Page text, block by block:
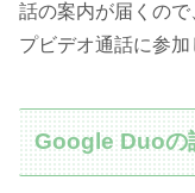
話の案内が届くの
プビデオ通話に参加
Google Duoの